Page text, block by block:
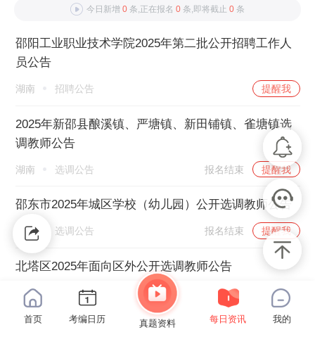
今日新增0 条,正在报名0 条,即将截止0 条
邵阳工业职业技术学院2025年第二批公开招聘工作人
员公告
湖南 招聘公告 提醒我
2025年新邵县酿溪镇、严塘镇、新田铺镇、雀塘镇选
调教师公告
湖南 选调公告 报名结束 提醒我
邵东市2025年城区学校（幼儿园）公开选调教师公告
湖南 选调公告 报名结束 提醒我
北塔区2025年面向区外公开选调教师公告
湖南 选调公告 报名结束 提醒我
2025年北塔区公开招聘教师公告
首页 考编日历 真题资料 每日资讯 我的